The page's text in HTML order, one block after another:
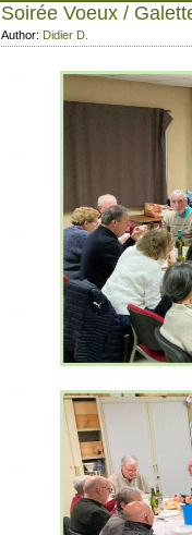
Soirée Voeux /
Author: Didier D.